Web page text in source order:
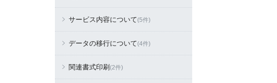
サービス内容について(5件)
データの移行について(4件)
関連書式印刷 (2件)